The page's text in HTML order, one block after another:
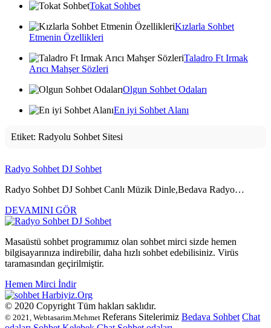
Tokat Sohbet
Kızlarla Sohbet
Etmenin Özellikleri
Taladro Ft Irmak
Arıcı Mahşer Sözleri
Olgun Sohbet Odaları
En iyi Sohbet Alanı
Etiket: Radyolu Sohbet Sitesi
Radyo Sohbet DJ Sohbet
Radyo Sohbet DJ Sohbet Canlı Müzik Dinle,Bedava Radyo…
DEVAMINI GÖR
Masaüstü sohbet programımız olan sohbet mirci sizde hemen
bilgisayarınıza indirebilir, daha hızlı sohbet edebilisiniz. Virüs
taramasından geçirilmiştir.
Hemen Mirci İndir
Harbiyiz.Org
© 2020 Copyright Tüm hakları saklıdır.
© 2021, Webtasarim.Mehmet Referans Sitelerimiz Bedava Sohbet Chat